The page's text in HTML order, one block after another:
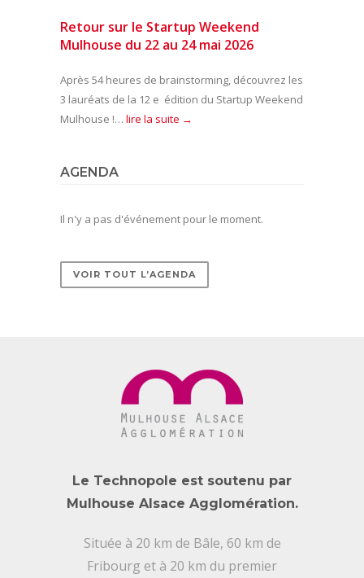
Retour sur le Startup Weekend
Mulhouse du 22 au 24 mai 2026
Après 54 heures de brainstorming, découvrez les
3 lauréats de la 12 e édition du Startup Weekend
Mulhouse !… lire la suite →
AGENDA
Il n'y a pas d'événement pour le moment.
VOIR TOUT L’AGENDA
Le Technopole est soutenu par
Mulhouse Alsace Agglomération.
Située à 20 km de Bâle, 60 km de
Fribourg et à 20 km du premier